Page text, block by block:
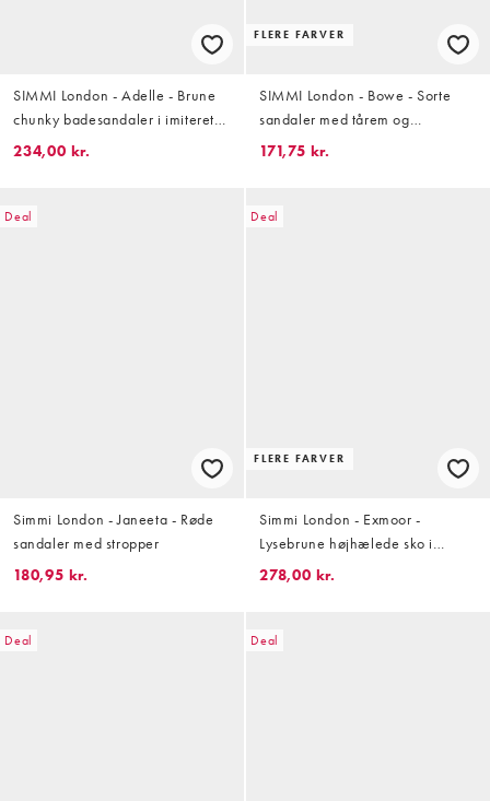
SIMMI London - Adelle - Brune
chunky badesandaler i imiteret
nubuck
234,00 kr.
FLERE FARVER
SIMMI London - Bowe - Sorte
sandaler med tårem og
guldfarvet metaldetalje
171,75 kr.
Deal
Simmi London - Janeeta - Røde
sandaler med stropper
180,95 kr.
Deal
FLERE FARVER
Simmi London - Exmoor -
Lysebrune højhælede sko i
ruskind med hælrem
278,00 kr.
Deal Deal